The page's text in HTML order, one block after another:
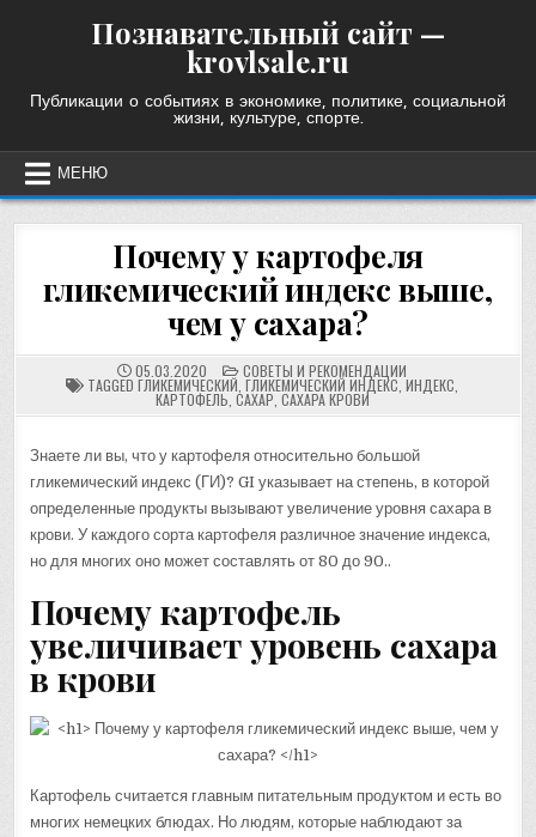
Познавательный сайт —
krovlsale.ru
Публикации о событиях в экономике, политике, социальной
жизни, культуре, спорте.
МЕНЮ
Почему у картофеля
гликемический индекс выше,
чем у сахара?
05.03.2020 POSTED
IN
СОВЕТЫ И РЕКОМЕНДАЦИИ
TAGGED ГЛИКЕМИЧЕСКИЙ ГЛИКЕМИЧЕСКИЙ ИНДЕКС ИНДЕКС
КАРТОФЕЛЬ САХАР САХАРА КРОВИ
Знаете ли вы, что у картофеля относительно большой
гликемический индекс (ГИ)? GI указывает на степень, в которой
определенные продукты вызывают увеличение уровня сахара в
крови. У каждого сорта картофеля различное значение индекса,
но для многих оно может составлять от 80 до 90..
Почему картофель
увеличивает уровень сахара
в крови
Картофель считается главным питательным продуктом и есть во
многих немецких блюдах. Но людям, которые наблюдают за